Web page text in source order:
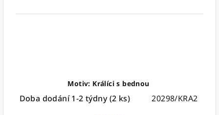
Motiv: Králíci s bednou
Doba dodání 1-2 týdny(2 ks) 20298/KRA2